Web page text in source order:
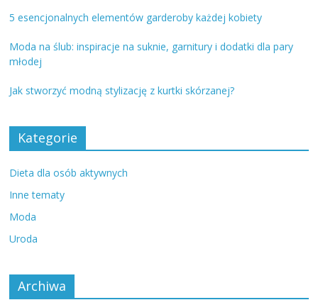
5 esencjonalnych elementów garderoby każdej kobiety
Moda na ślub: inspiracje na suknie, garnitury i dodatki dla pary
młodej
Jak stworzyć modną stylizację z kurtki skórzanej?
Kategorie
Dieta dla osób aktywnych
Inne tematy
Moda
Uroda
Archiwa